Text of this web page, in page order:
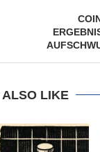
ALSO LIKE